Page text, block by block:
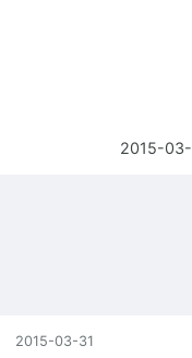
2015-03-
2015-03-31